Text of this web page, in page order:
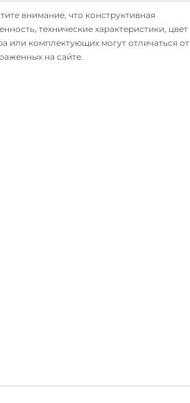
внимание, что конструктивная
технические характеристики, цвет
или комплектующих могут отличаться от
на сайте.